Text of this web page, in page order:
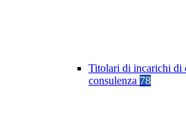
Titolari di incarichi di
consulenza 78